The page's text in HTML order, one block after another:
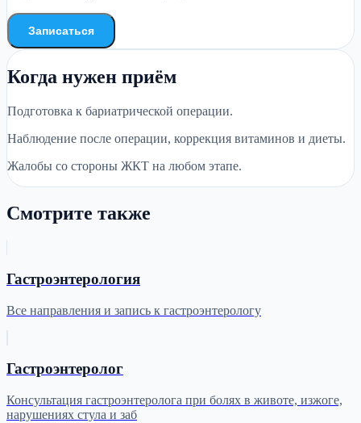
Записаться
Когда нужен приём
Подготовка к бариатрической операции.
Наблюдение после операции, коррекция витаминов и диеты.
Жалобы со стороны ЖКТ на любом этапе.
Смотрите также
Гастроэнтерология
Все направления и запись к гастроэнтерологу
Гастроэнтеролог
Консультация гастроэнтеролога при болях в животе, изжоге,
нарушениях стула и заб